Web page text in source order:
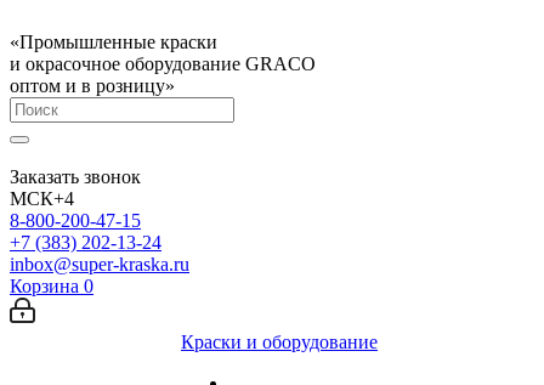
«Промышленные краски
и окрасочное оборудование GRACO
оптом и в розницу»
Заказать звонок
МСК+4
8-800-200-47-15
+7 (383) 202-13-24
inbox@super-kraska.ru
Корзина 0
Краски и оборудование